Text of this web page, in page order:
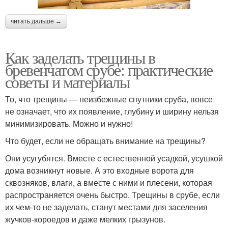
читать дальше →
Как заделать трещины в
бревенчатом срубе: практические
советы и материалы
То, что трещины — неизбежные спутники сруба, вовсе
не означает, что их появление, глубину и ширину нельзя
минимизировать. Можно и нужно!
Что будет, если не обращать внимание на трещины?
Они усугубятся. Вместе с естественной усадкой, усушкой
дома возникнут новые. А это входные ворота для
сквозняков, влаги, а вместе с ними и плесени, которая
распространяется очень быстро. Трещины в срубе, если
их чем-то не заделать, станут местами для заселения
жучков-короедов и даже мелких грызунов.